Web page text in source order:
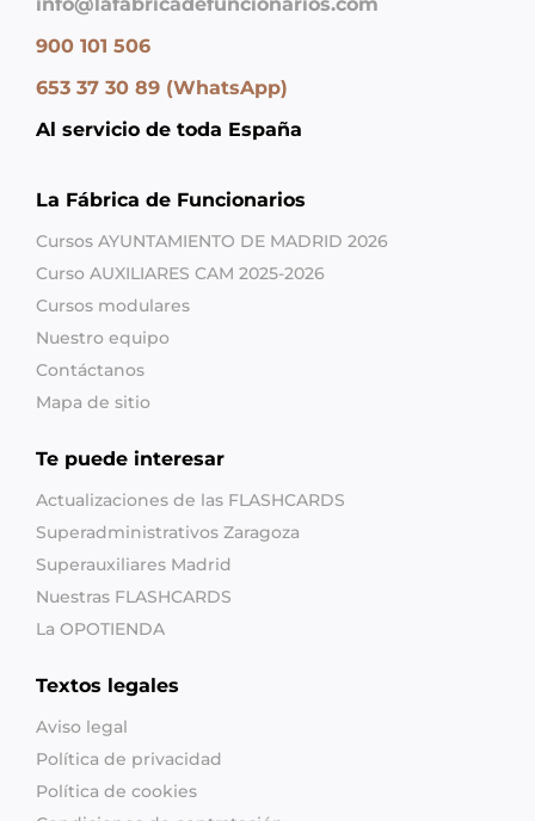
900 101 506
653 37 30 89 (WhatsApp)
Al servicio de toda España
La Fábrica de Funcionarios
Cursos AYUNTAMIENTO DE MADRID 2026
Curso AUXILIARES CAM 2025-2026
Cursos modulares
Nuestro equipo
Contáctanos
Mapa de sitio
Te puede interesar
Actualizaciones de las FLASHCARDS
Superadministrativos Zaragoza
Superauxiliares Madrid
Nuestras FLASHCARDS
La OPOTIENDA
Textos legales
Aviso legal
Política de privacidad
Política de cookies